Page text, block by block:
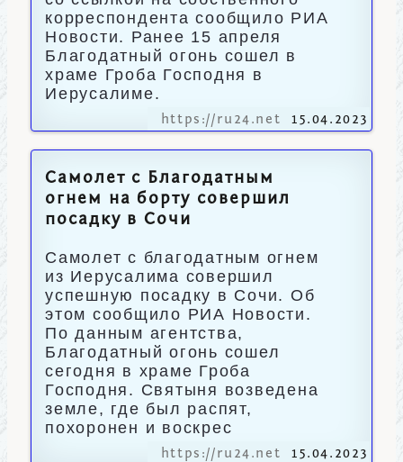
корреспондента сообщило РИА
Новости. Ранее 15 апреля
Благодатный огонь сошел в
храме Гроба Господня в
Иерусалиме.
https://ru24.net 15.04.2023
Самолет с Благодатным
огнем на борту совершил
посадку в Сочи
Самолет с благодатным огнем
из Иерусалима совершил
успешную посадку в Сочи. Об
этом сообщило РИА Новости.
По данным агентства,
Благодатный огонь сошел
сегодня в храме Гроба
Господня. Святыня возведена
земле, где был распят,
похоронен и воскрес
https://ru24.net 15.04.2023